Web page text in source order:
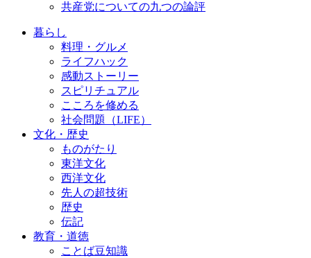
共産党についての九つの論評
暮らし
料理・グルメ
ライフハック
感動ストーリー
スピリチュアル
こころを修める
社会問題（LIFE）
文化・歴史
ものがたり
東洋文化
西洋文化
先人の超技術
歴史
伝記
教育・道徳
ことば豆知識